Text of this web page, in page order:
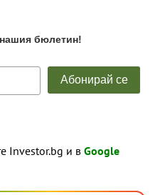
Investor.bg и в Google